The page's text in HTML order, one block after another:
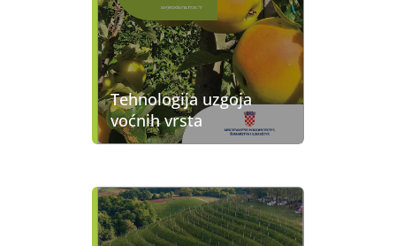
Tehnologija uzgoja
voćnih vrsta